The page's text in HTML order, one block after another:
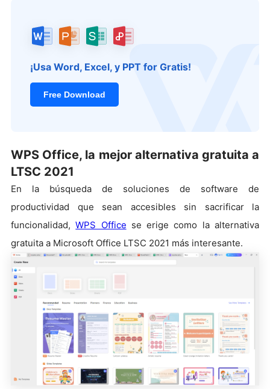
¡Usa Word, Excel, y PPT for Gratis!
Free Download
WPS Office, la mejor alternativa gratuita a
LTSC 2021
En la búsqueda de soluciones de software de
productividad que sean accesibles sin sacrificar la
funcionalidad,WPS Office se erige como la alternativa
gratuita a Microsoft Office LTSC 2021 más interesante.